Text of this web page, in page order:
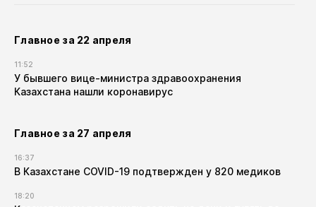
Главное за 22 апреля
11:52
У бывшего вице-министра здравоохранения
Казахстана нашли коронавирус
Главное за 27 апреля
16:37
В Казахстане COVID-19 подтвержден у 820 медиков
18:20